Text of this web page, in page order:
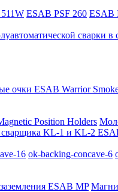
ESAB PSF 260 ESAB
сварки
очки ESAB Warrior
Position Holders
KL-1 и KL-2
16 ok-backing-concave-6
ESAB MP